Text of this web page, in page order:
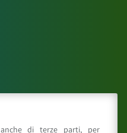
di terze parti, per